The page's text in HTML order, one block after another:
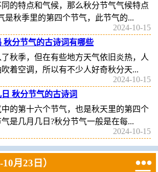
的特点和气候，那么秋分节气气候特点
是秋季里的第四个节气，此节气的...
2024-10-15
秋分节气的古诗词有哪些
秋季，但在有些地方天气依旧炎热，人
着空调，所以有不少人好奇秋分天...
2024-10-15
秋分节气的古诗词
的第十六个节气，也是秋天里的第四个
是几月几日?秋分节气一般是在每...
2024-10-15
10月23日） 